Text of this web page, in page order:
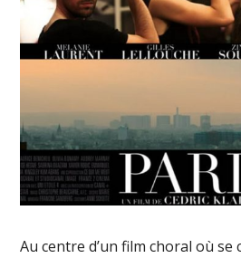
Au centre d’un film choral où